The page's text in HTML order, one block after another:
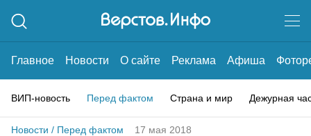
Главное Новости О сайте Реклама Афиша
ВИП-новость Перед фактом Страна и мир Дежурная
Новости / Перед фактом 17 мая 2018